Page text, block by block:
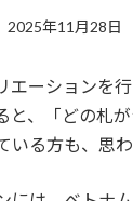
最
新
日
時
:
2025年11月28日
エーションを
と、「どの札
いる方も、思